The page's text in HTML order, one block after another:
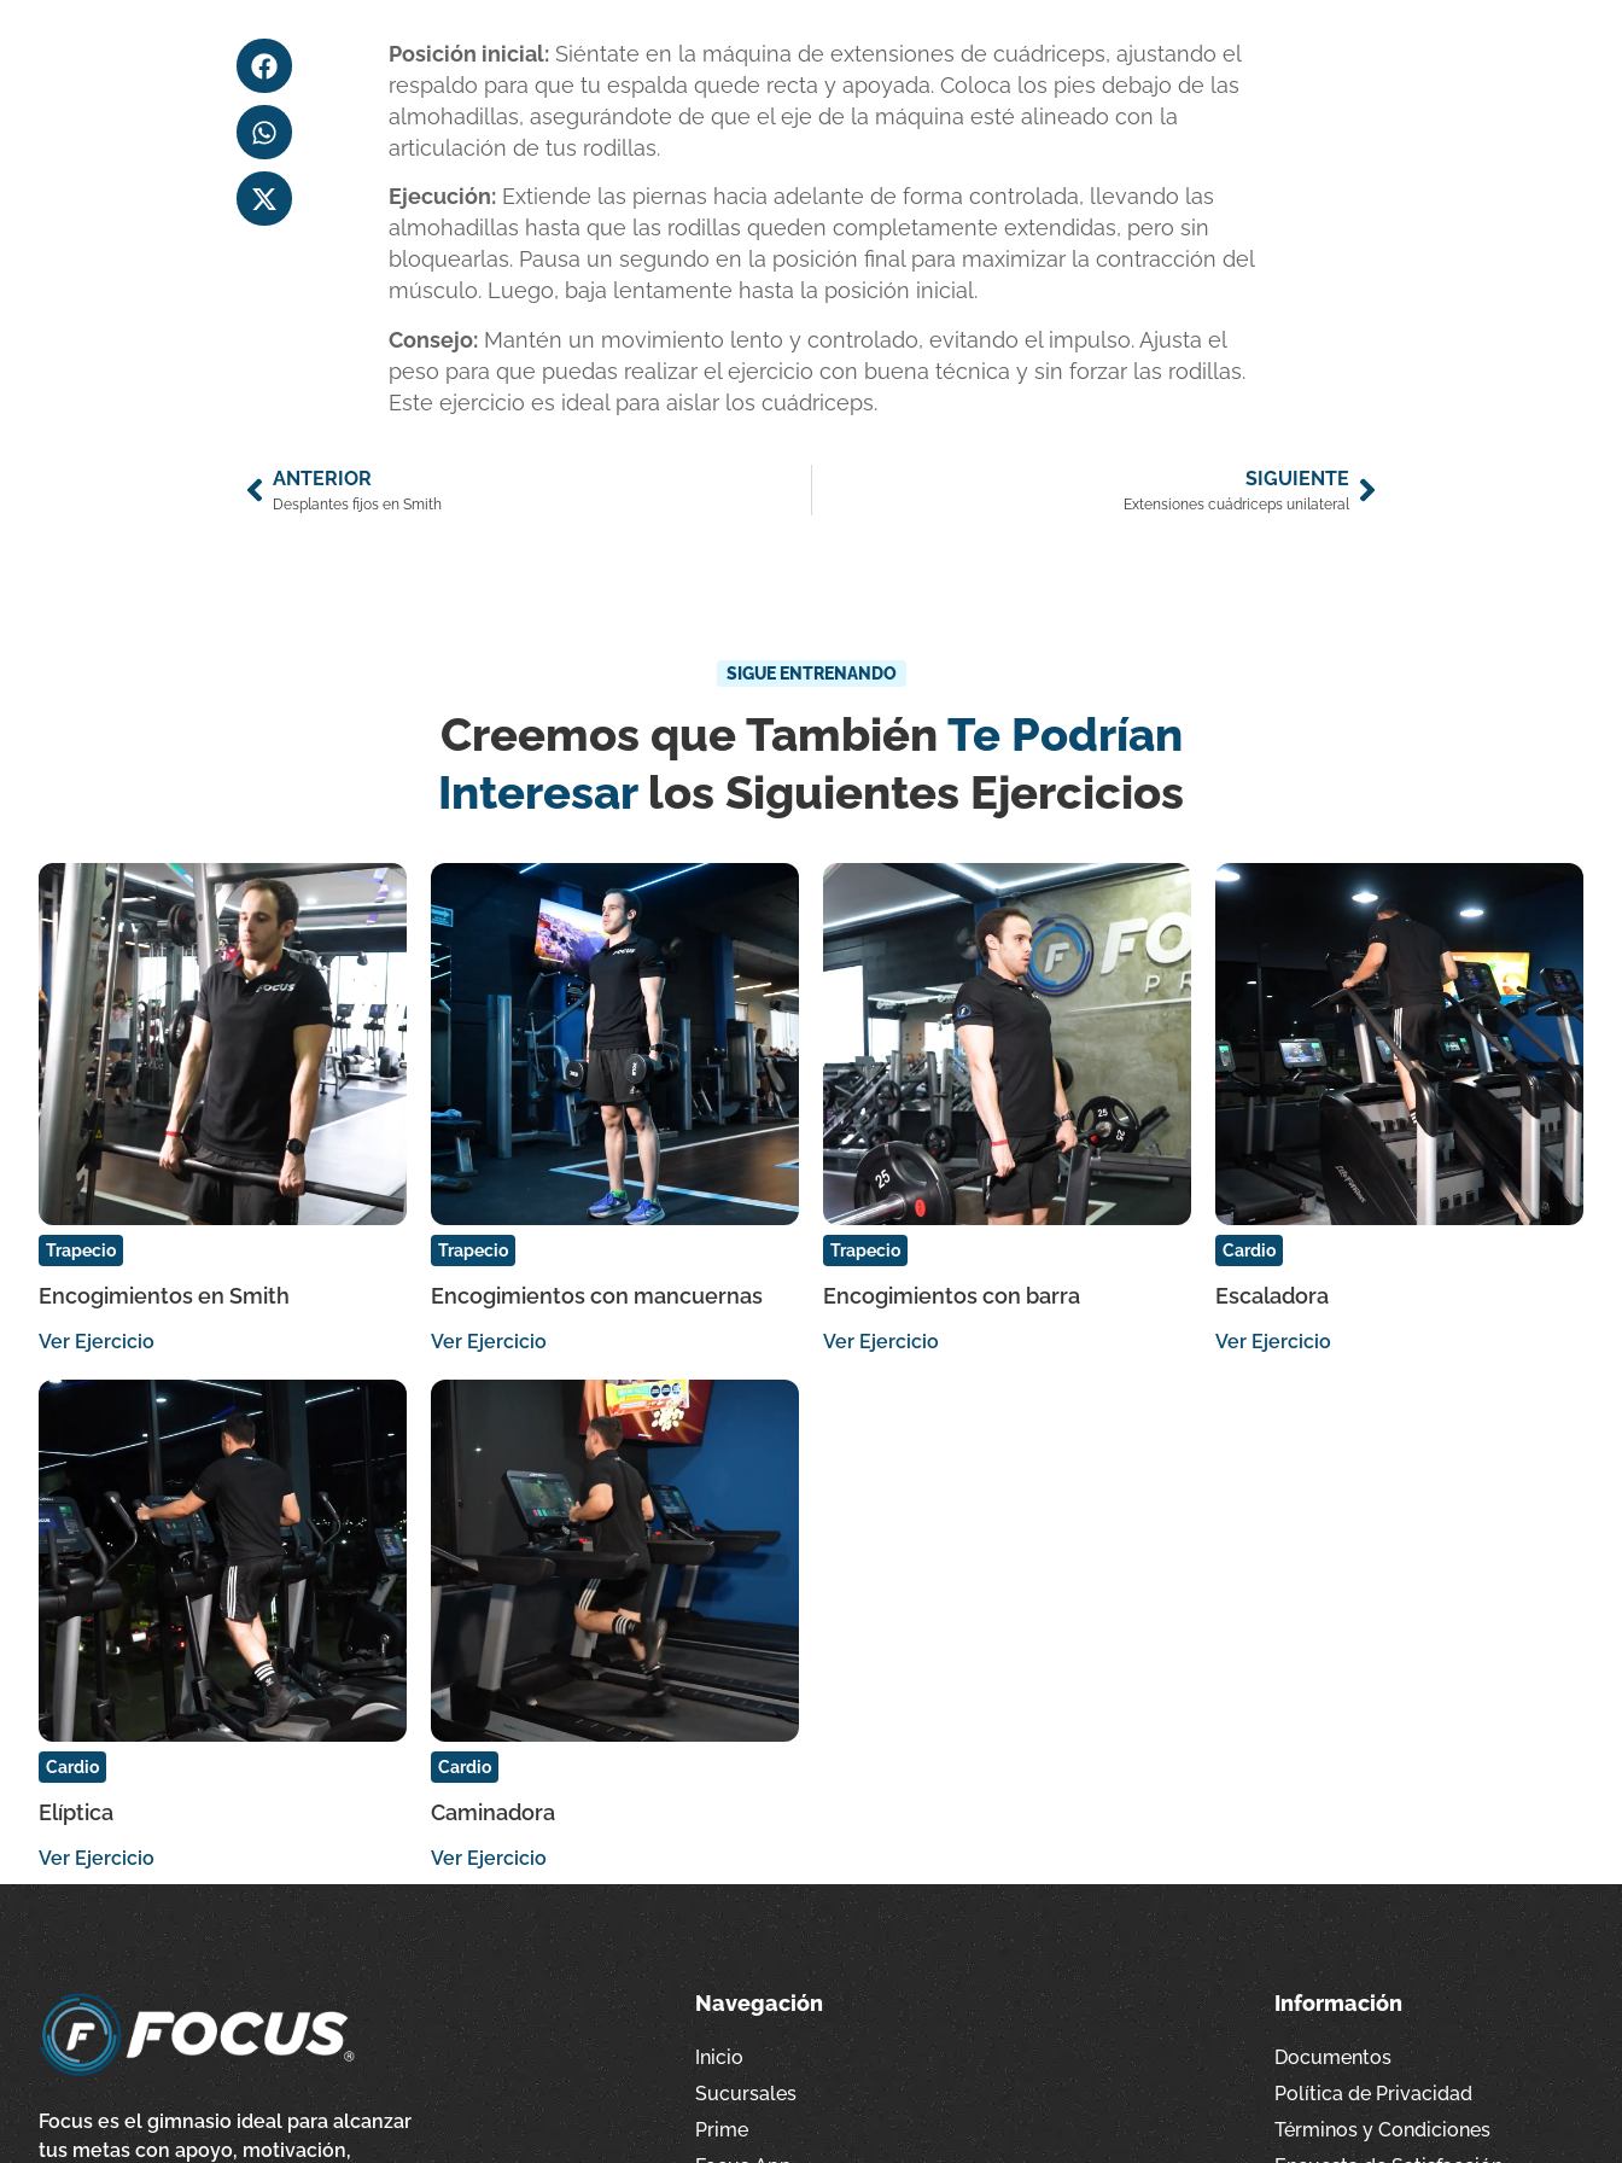
Posición inicial: Siéntate en la máquina de extensiones de cuádriceps, ajustando el
respaldo para que tu espalda quede recta y apoyada. Coloca los pies debajo de las
almohadillas, asegurándote de que el eje de la máquina esté alineado con la
articulación de tus rodillas.
Ejecución: Extiende las piernas hacia adelante de forma controlada, llevando las
almohadillas hasta que las rodillas queden completamente extendidas, pero sin
bloquearlas. Pausa un segundo en la posición final para maximizar la contracción del
músculo. Luego, baja lentamente hasta la posición inicial.
Consejo: Mantén un movimiento lento y controlado, evitando el impulso. Ajusta el
peso para que puedas realizar el ejercicio con buena técnica y sin forzar las rodillas.
Este ejercicio es ideal para aislar los cuádriceps.
ANTERIOR
Desplantes fijos en Smith
SIGUIENTE
Extensiones cuádriceps unilateral
SIGUE ENTRENANDO
Creemos que También Te Podrían
Interesarlos Siguientes Ejercicios
Trapecio
Encogimientos en Smith
Ver Ejercicio
Trapecio
Encogimientos con mancuernas
Ver Ejercicio
Trapecio
Encogimientos con barra
Ver Ejercicio
Cardio
Escaladora
Ver Ejercicio
Cardio
Elíptica
Ver Ejercicio
Cardio
Caminadora
Ver Ejercicio
Focus es el gimnasio ideal para alcanzar
tus metas con apoyo, motivación,
Navegación
Inicio
Sucursales
Prime
Información
Documentos
Política de Privacidad
Términos y Condiciones